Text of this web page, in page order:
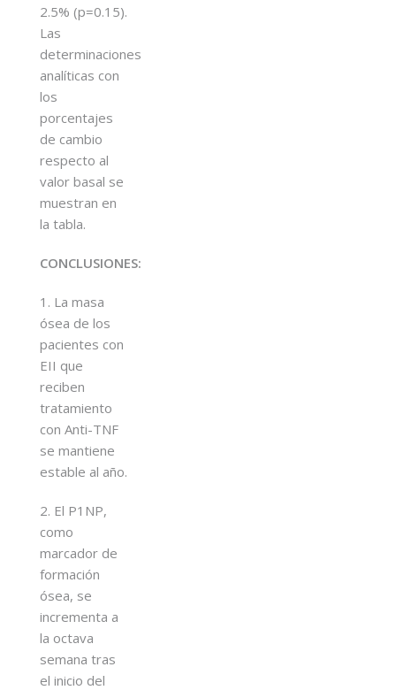
2.5% (p=0.15).
Las
determinaciones
analíticas con
los
porcentajes
de cambio
respecto al
valor basal se
muestran en
la tabla.
CONCLUSIONES:
1. La masa
ósea de los
pacientes con
EII que
reciben
tratamiento
con Anti-TNF
se mantiene
estable al año.
2. El P1NP,
como
marcador de
formación
ósea, se
incrementa a
la octava
semana tras
el inicio del